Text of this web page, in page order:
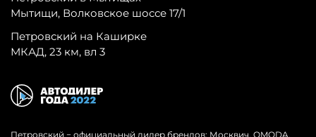
Мытищи, Волковское шоссе 17/1
Петровский на Каширке
МКАД, 23 км, вл 3
Петровский − официальный дилер брендов: Москвич, OMODA,